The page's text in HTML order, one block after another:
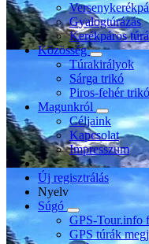
Gyalogtúrázás
Kerékpáros
Közösség
Túrakirályok
Sárga trikó
Piros-fehér trikó
Magunkról
Céljaink
Kapcsolat
Impresszum
Új regisztrálás
Nyelv
Súgó
GPS-Tour.info
GPS túrák